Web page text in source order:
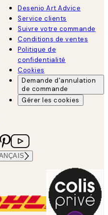
Desenio Art Advice
Service clients
Suivre votre commande
Conditions de ventes
Politique de
confidentialité
Cookies
Demande d'annulation
de commande
Gérer les cookies